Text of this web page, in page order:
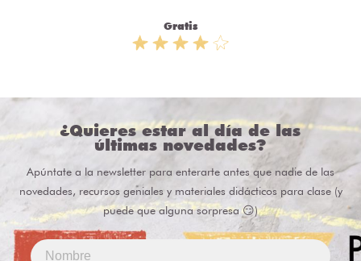
Gratis
¿Quieres estar al día de las
últimas novedades?
Apúntate a la newsletter para enterarte antes que nadie de las
novedades, recursos geniales y materiales didácticos para clase (y
puede que alguna sorpresa 😏)